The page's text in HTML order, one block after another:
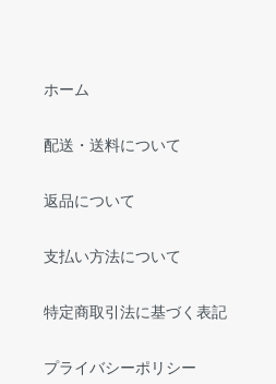
ホーム
配送・送料について
返品について
支払い方法について
特定商取引法に基づく表記
プライバシーポリシー